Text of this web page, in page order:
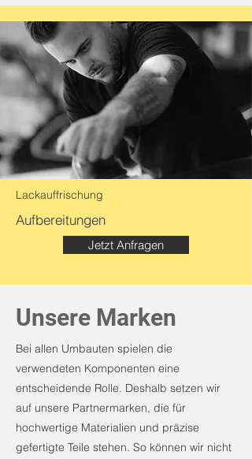
Lackauffrischung
Aufbereitungen
Jetzt Anfragen
Unsere Marken
Bei allen Umbauten spielen die
verwendeten Komponenten eine
entscheidende Rolle. Deshalb setzen wir
auf unsere Partnermarken, die für
hochwertige Materialien und präzise
gefertigte Teile stehen. So können wir nicht